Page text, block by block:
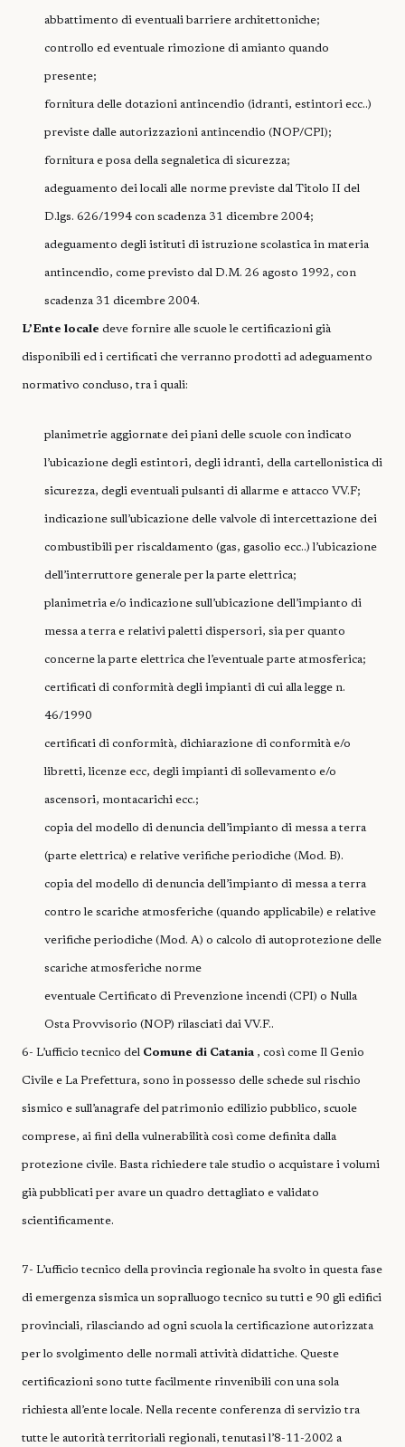
abbattimento di eventuali barriere architettoniche;
controllo ed eventuale rimozione di amianto quando
presente;
fornitura delle dotazioni antincendio (idranti, estintori ecc..)
previste dalle autorizzazioni antincendio (NOP/CPI);
fornitura e posa della segnaletica di sicurezza;
adeguamento dei locali alle norme previste dal Titolo II del
D.lgs. 626/1994 con scadenza 31 dicembre 2004;
adeguamento degli istituti di istruzione scolastica in materia
antincendio, come previsto dal D.M. 26 agosto 1992, con
scadenza 31 dicembre 2004.
L’Ente locale deve fornire alle scuole le certificazioni già
disponibili ed i certificati che verranno prodotti ad adeguamento
normativo concluso, tra i quali:
planimetrie aggiornate dei piani delle scuole con indicato
l’ubicazione degli estintori, degli idranti, della cartellonistica di
sicurezza, degli eventuali pulsanti di allarme e attacco VV.F;
indicazione sull’ubicazione delle valvole di intercettazione dei
combustibili per riscaldamento (gas, gasolio ecc..) l’ubicazione
dell’interruttore generale per la parte elettrica;
planimetria e/o indicazione sull’ubicazione dell’impianto di
messa a terra e relativi paletti dispersori, sia per quanto
concerne la parte elettrica che l’eventuale parte atmosferica;
certificati di conformità degli impianti di cui alla legge n.
46/1990
certificati di conformità, dichiarazione di conformità e/o
libretti, licenze ecc, degli impianti di sollevamento e/o
ascensori, montacarichi ecc.;
copia del modello di denuncia dell’impianto di messa a terra
(parte elettrica) e relative verifiche periodiche (Mod. B).
copia del modello di denuncia dell’impianto di messa a terra
contro le scariche atmosferiche (quando applicabile) e relative
verifiche periodiche (Mod. A) o calcolo di autoprotezione delle
scariche atmosferiche norme
eventuale Certificato di Prevenzione incendi (CPI) o Nulla
Osta Provvisorio (NOP) rilasciati dai VV.F..
6- L’ufficio tecnico del Comune di Catania , così come Il Genio
Civile e La Prefettura, sono in possesso delle schede sul rischio
sismico e sull’anagrafe del patrimonio edilizio pubblico, scuole
comprese, ai fini della vulnerabilità così come definita dalla
protezione civile. Basta richiedere tale studio o acquistare i volumi
già pubblicati per avare un quadro dettagliato e validato
scientificamente.
7- L’ufficio tecnico della provincia regionale ha svolto in questa fase
di emergenza sismica un sopralluogo tecnico su tutti e 90 gli edifici
provinciali, rilasciando ad ogni scuola la certificazione autorizzata
per lo svolgimento delle normali attività didattiche. Queste
certificazioni sono tutte facilmente rinvenibili con una sola
richiesta all’ente locale. Nella recente conferenza di servizio tra
tutte le autorità territoriali regionali, tenutasi l’8-11-2002 a